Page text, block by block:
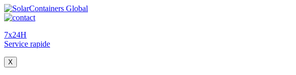
7x24H
Service rapide
X